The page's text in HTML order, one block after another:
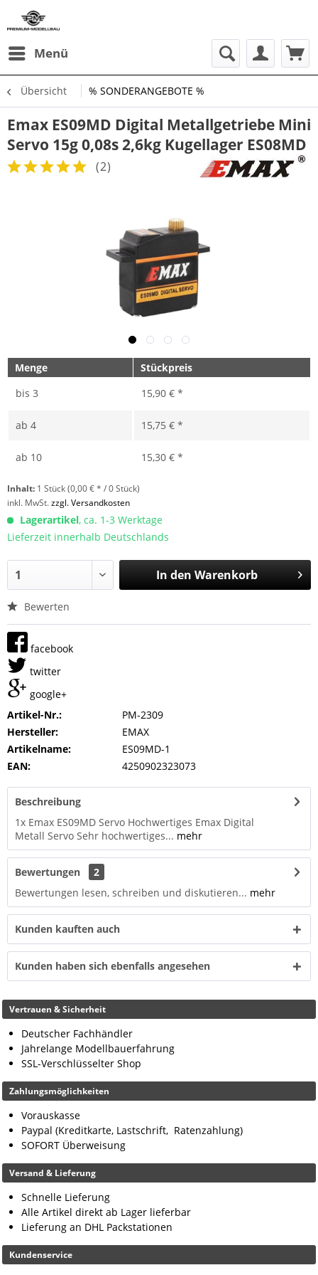
Menü
Übersicht % SONDERANGEBOTE %
Emax ES09MD Digital Metallgetriebe Mini
Servo 15g 0,08s 2,6kg Kugellager ES08MD
(2)
Menge
Stückpreis
bis 3 15,90 € *
ab 4 15,75 € *
ab 10 15,30 € *
Inhalt: 1 Stück (0,00 € * / 0 Stück)
inkl. MwSt.zzgl. Versandkosten
Lagerartikel, ca. 1-3 Werktage
Lieferzeit innerhalb Deutschlands
In den Warenkorb
Bewerten
facebook
twitter
google+
Artikel-Nr.:
PM-2309
Hersteller:
EMAX
Artikelname:
ES09MD-1
EAN:
4250902323073
Beschreibung
1x Emax ES09MD Servo Hochwertiges Emax Digital
Metall Servo Sehr hochwertiges... mehr
Bewertungen
2
Bewertungen lesen, schreiben und diskutieren... mehr
Kunden kauften auch
Kunden haben sich ebenfalls angesehen
Vertrauen & Sicherheit
Deutscher Fachhändler
Jahrelange Modellbauerfahrung
SSL-Verschlüsselter Shop
Zahlungsmöglichkeiten
Vorauskasse
Paypal (Kreditkarte, Lastschrift, Ratenzahlung)
SOFORT Überweisung
Versand & Lieferung
Schnelle Lieferung
Alle Artikel direkt ab Lager lieferbar
Lieferung an DHL Packstationen
Kundenservice